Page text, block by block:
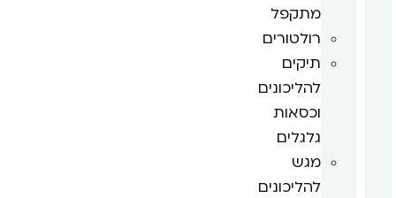
מתקפל
רולטורים
תיקים
להליכונים
וכסאות
גלגלים
מגש
להליכונים